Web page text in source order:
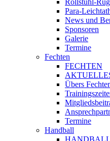
Rollstuhl-
Para-
News und
Sponsoren
Galerie
Termine
Fechten
FECHTEN
Übers
Termine
Handball
HANDBALL